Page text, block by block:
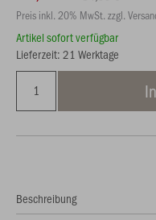
Preis inkl. 20% MwSt. zzgl.
Artikel sofort verfügbar
Lieferzeit: 21 Werktage
Beschreibung